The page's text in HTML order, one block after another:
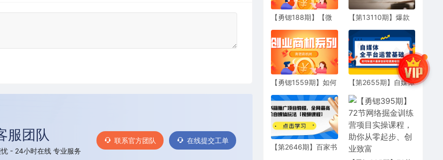
服团队
- 24小时在线 专业服务
联系官方团队 在线提交工单
【勇锶188期】【微
润粉丝内容变现，价
值800
【第13110期】爆款
案浓缩到素材处理，
视频剪辑发布全流程
解析
【勇锶1559期】如何
现月入十万【音频附
文档】
【第2655期】自媒体
何快速开通原创获取
更高收益
【第2646期】百家书